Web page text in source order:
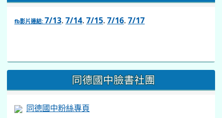
fb影片連結: 7/13. 7/14. 7/15. 7/16. 7/17
https://www.facebook.com/share/v/1BsLSkstia/
同德國中臉書社團
同德國中粉絲專頁